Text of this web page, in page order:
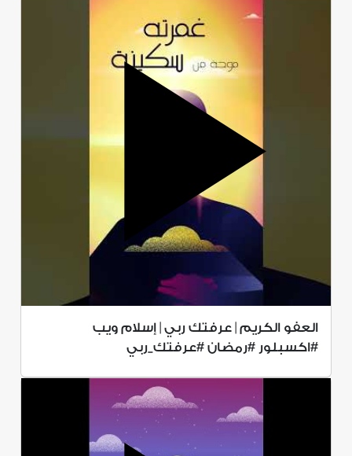
العفو الكريم | عرفتك ربي | إسلام ويب
#اكسبلور #رمضان #عرفتك_ربي